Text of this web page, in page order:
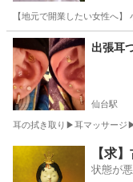
【地元で開業したい女性へ
宮城 仙台市 美容
出張耳
仙台駅
耳の拭き取り▶︎耳マッサージ
仙台駅
【求
状態が